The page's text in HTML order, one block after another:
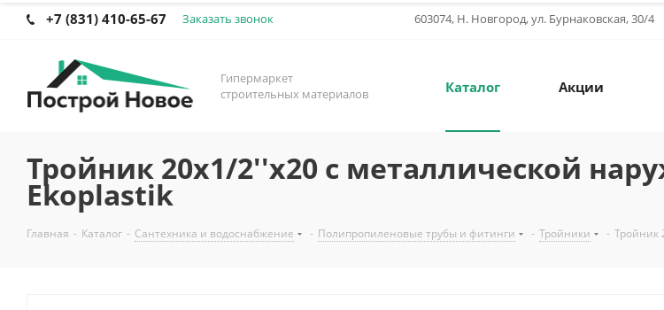
+7 (831) 410-65-67 Заказать звонок 603074, Н. Новгород, ул. Бурнаковская, 30/4
Гипермаркет
строительных материалов
Каталог Акции
Тройник 20x1/2''x20 с металлической
Ekoplastik
Главная - Каталог - Сантехника и водоснабжение - Полипропиленовые трубы и фитинги - Тройники - Тройник